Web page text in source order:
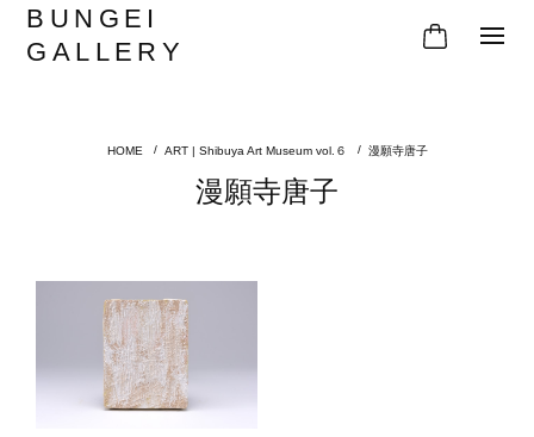
BUNGEI
GALLERY
ART | Shibuya Art Museum vol.６ 漫願寺唐子
漫願寺唐子